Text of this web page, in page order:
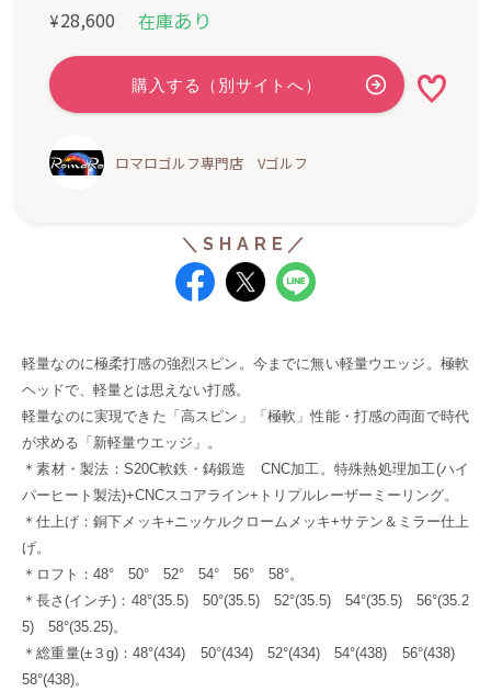
¥28,600 在庫あり
ロマロゴルフ専門店 Vゴルフ
軽量なのに極柔打感の強烈スピン。今までに無い軽量ウエッジ。極軟
ヘッドで、軽量とは思えない打感。
軽量なのに実現できた「高スピン」「極軟」性能・打感の両面で時代
が求める「新軽量ウエッジ」。
＊素材・製法：S20C軟鉄・鋳鍛造 CNC加工。特殊熱処理加工(ハイ
パーヒート製法)+CNCスコアライン+トリプルレーザーミーリング。
＊仕上げ：銅下メッキ+ニッケルクロームメッキ+サテン＆ミラー仕上
げ。
＊ロフト：48° 50° 52° 54° 56° 58°。
＊長さ(インチ)：48°(35.5) 50°(35.5) 52°(35.5) 54°(35.5) 56°(35.2
5) 58°(35.25)。
＊総重量(±３g)：48°(434) 50°(434) 52°(434) 54°(438) 56°(438)
58°(438)。